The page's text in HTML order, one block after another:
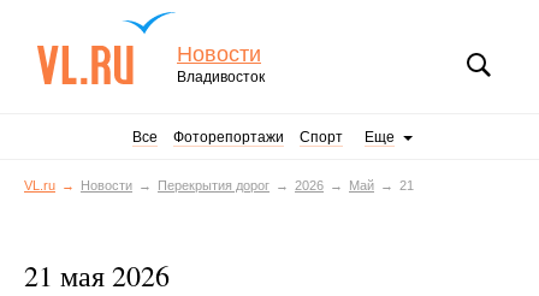
Новости
Владивосток
Все Фоторепортажи Спорт Еще
VL.ru Новости Перекрытия дорог 2026 Май 21
21 мая 2026